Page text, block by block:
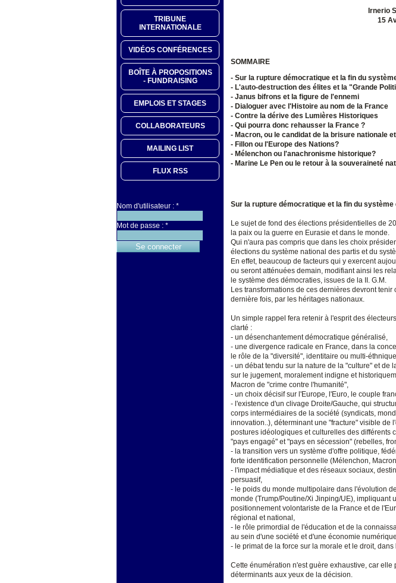
TRIBUNE
INTERNATIONALE
VIDÉOS CONFÉRENCES
BOÎTE À PROPOSITIONS
- FUNDRAISING
EMPLOIS ET STAGES
COLLABORATEURS
MAILING LIST
FLUX RSS
Nom d'utilisateur : *
Mot de passe : *
Irnerio
15
SOMMAIRE
- Sur la rupture démocratique et la fin du
- L'auto-destruction des élites et la "Grande
- Janus bifrons et la figure de l'ennemi
- Dialoguer avec l'Histoire au nom de la France
- Contre la dérive des Lumières Historiques
- Qui pourra donc rehausser la France ?
- Macron, ou le candidat de la brisure nationale
- Fillon ou l'Europe des Nations?
- Mélenchon ou l'anachronisme historique?
- Marine Le Pen ou le retour à la souveraineté
Sur la rupture démocratique et la fin du système
Le sujet de fond des élections présidentielles de
la paix ou la guerre en Eurasie et dans le monde.
Qui n'aura pas compris que dans les choix
élections du système national des partis et du
En effet, beaucoup de facteurs qui y exercent
ou seront atténuées demain, modifiant ainsi les
le système des démocraties, issues de la II. G.M.
Les transformations de ces dernières devront
dernière fois, par les héritages nationaux.
Un simple rappel fera retenir à l'esprit des
clarté :
- un désenchantement démocratique généralisé,
- une divergence radicale en France, dans la
le rôle de la "diversité", identitaire ou multi-
- un débat tendu sur la nature de la "culture" et
sur le jugement, moralement indigne et
Macron de "crime contre l'humanité",
- un choix décisif sur l'Europe, l'Euro, le couple
- l'existence d'un clivage Droite/Gauche, qui
corps intermédiaires de la société (syndicats,
innovation..), déterminant une "fracture" visible
postures idéologiques et culturelles des différents
"pays engagé" et "pays en sécession" (rebelles,
- la transition vers un système d'offre politique,
forte identification personnelle (Mélenchon,
- l'impact médiatique et des réseaux sociaux,
persuasif,
- le poids du monde multipolaire dans l'évolution
monde (Trump/Poutine/Xi Jinping/UE), impliquant
positionnement volontariste de la France et de
régional et national,
- le rôle primordial de l'éducation et de la
au sein d'une société et d'une économie
- le primat de la force sur la morale et le droit,
Cette énumération n'est guère exhaustive, car
déterminants aux yeux de la décision.